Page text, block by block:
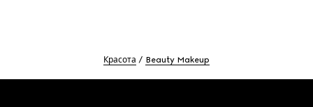
Красота Beauty Makeup